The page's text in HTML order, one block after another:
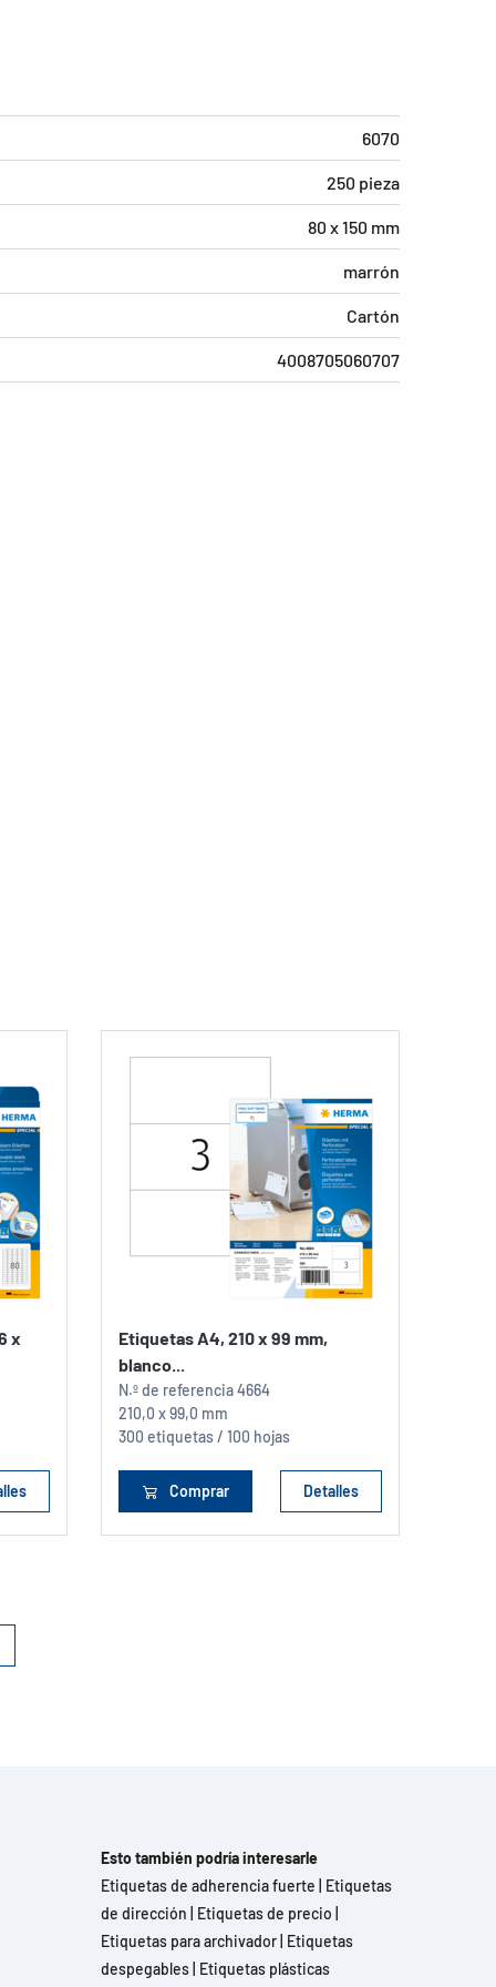
6070
250 pieza
80 x 150 mm
marrón
Cartón
4008705060707
x
Etiquetas A4, 210 x 99 mm,
blanco...
N.º de referencia4664
210,0 x 99,0 mm
300 etiquetas / 100 hojas
Comprar Detalles
Esto también podría interesarle
Etiquetas de adherencia fuerte
Etiquetas
de dirección
Etiquetas de precio
Etiquetas para archivador Etiquetas
despegables Etiquetas plásticas